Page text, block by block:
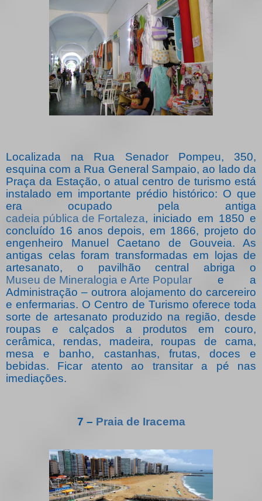
Localizada na Rua Senador Pompeu, 350,
esquina com a Rua General Sampaio, ao lado da
Praça da Estação, o atual centro de turismo está
instalado em importante prédio histórico: O que
era ocupado pela antiga
cadeia pública de Fortaleza, iniciado em 1850 e
concluído 16 anos depois, em 1866, projeto do
engenheiro Manuel Caetano de Gouveia. As
antigas celas foram transformadas em lojas de
artesanato, o pavilhão central abriga o
Museu de Mineralogia e Arte Popular e a
Administração – outrora alojamento do carcereiro
e enfermarias. O Centro de Turismo oferece toda
sorte de artesanato produzido na região, desde
roupas e calçados a produtos em couro,
cerâmica, rendas, madeira, roupas de cama,
mesa e banho, castanhas, frutas, doces e
bebidas. Ficar atento ao transitar a pé nas
imediações.
7 – Praia de Iracema